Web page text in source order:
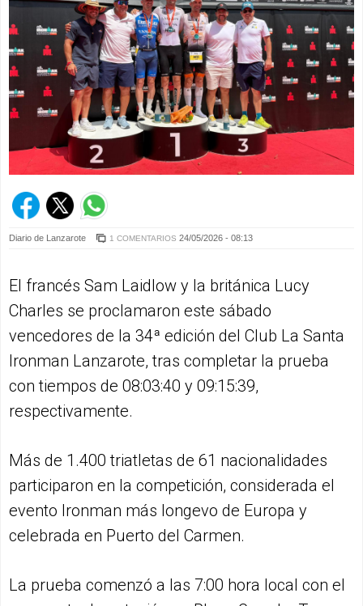
Diario de Lanzarote 1 COMENTARIOS 24/05/2026 - 08:13
El francés Sam Laidlow y la británica Lucy
Charles se proclamaron este sábado
vencedores de la 34ª edición del Club La Santa
Ironman Lanzarote, tras completar la prueba
con tiempos de 08:03:40 y 09:15:39,
respectivamente.
Más de 1.400 triatletas de 61 nacionalidades
participaron en la competición, considerada el
evento Ironman más longevo de Europa y
celebrada en Puerto del Carmen.
La prueba comenzó a las 7:00 hora local con el